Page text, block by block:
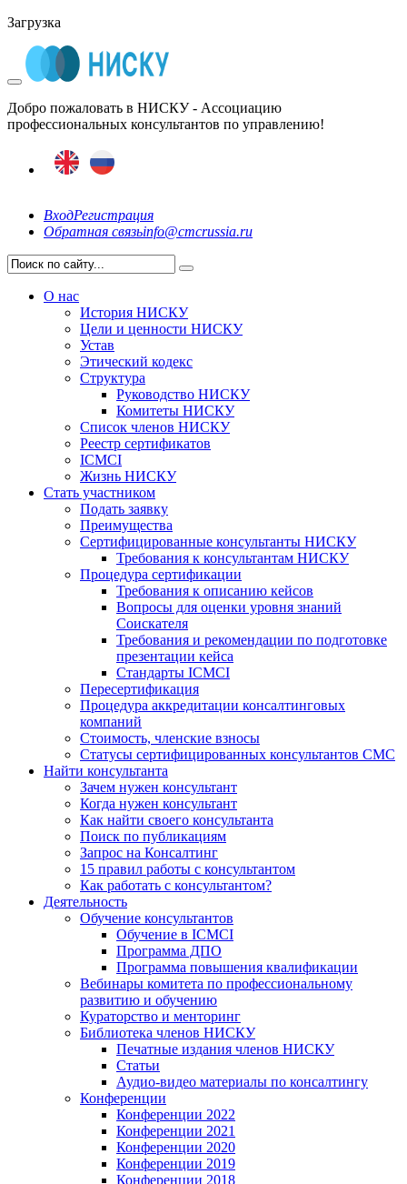
Загрузка
Добро пожаловать в НИСКУ - Ассоциацию
профессиональных консультантов по управлению!
ВходРегистрация
Обратная связьinfo@cmcrussia.ru
О нас
История НИСКУ
Цели и ценности НИСКУ
Устав
Этический кодекс
Структура
Руководство НИСКУ
Комитеты НИСКУ
Список членов НИСКУ
Реестр сертификатов
ICMCI
Жизнь НИСКУ
Стать участником
Подать заявку
Преимущества
Сертифицированные консультанты НИСКУ
Требования к консультантам НИСКУ
Процедура сертификации
Требования к описанию кейсов
Вопросы для оценки уровня знаний
Соискателя
Требования и рекомендации по подготовке
презентации кейса
Стандарты ICMCI
Пересертификация
Процедура аккредитации консалтинговых
компаний
Стоимость, членские взносы
Статусы сертифицированных консультантов СМС
Найти консультанта
Зачем нужен консультант
Когда нужен консультант
Как найти своего консультанта
Поиск по публикациям
Запрос на Консалтинг
15 правил работы с консультантом
Как работать с консультантом?
Деятельность
Обучение консультантов
Обучение в ICMCI
Программа ДПО
Программа повышения квалификации
Вебинары комитета по профессиональному
развитию и обучению
Кураторство и менторинг
Библиотека членов НИСКУ
Печатные издания членов НИСКУ
Статьи
Аудио-видео материалы по консалтингу
Конференции
Конференции 2022
Конференции 2021
Конференции 2020
Конференции 2019
Конференции 2018